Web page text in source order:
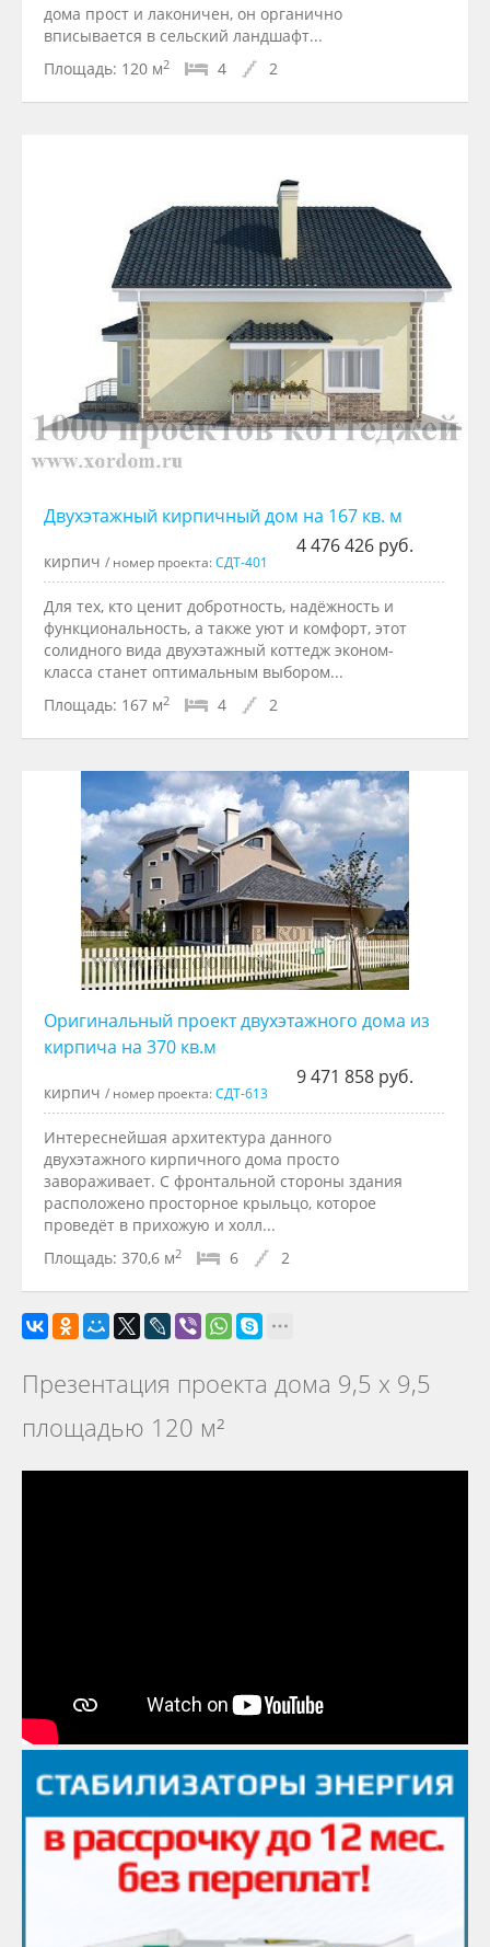
дома прост и лаконичен, он органично
вписывается в сельский ландшафт...
Площадь: 120 м2 4 2
Двухэтажный кирпичный дом на 167 кв. м
4 476 426 руб.
кирпич / номер проекта:СДТ-401
Для тех, кто ценит добротность, надёжность и
функциональность, а также уют и комфорт, этот
солидного вида двухэтажный коттедж эконом-
класса станет оптимальным выбором...
Площадь: 167 м2 4 2
Оригинальный проект двухэтажного дома из
кирпича на 370 кв.м
9 471 858 руб.
кирпич / номер проекта:СДТ-613
Интереснейшая архитектура данного
двухэтажного кирпичного дома просто
завораживает. С фронтальной стороны здания
расположено просторное крыльцо, которое
проведёт в прихожую и холл...
Площадь: 370,6 м2 6 2
Презентация проекта дома 9,5 х 9,5
площадью 120 м²